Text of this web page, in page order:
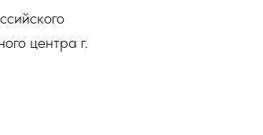
центра г.